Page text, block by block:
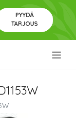
PYYDÄ
TARJOUS